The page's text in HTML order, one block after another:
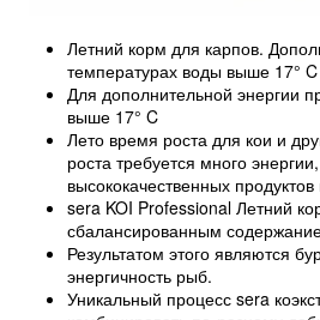
Летний корм для карпов.
температурах воды выше 17° C
Для дополнительной энергии
выше 17° C
Лето время роста для кои и
роста требуется много
высококачественных
sera KOI Professional Летний
сбалансированным
Результатом этого являются
энергичность рыб.
Уникальный процесс sera